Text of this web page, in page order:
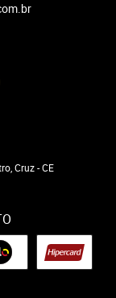
Cruz-CE